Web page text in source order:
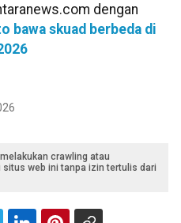
dengan
bawa skuad berbeda di
crawling atau
web ini tanpa izin tertulis dari